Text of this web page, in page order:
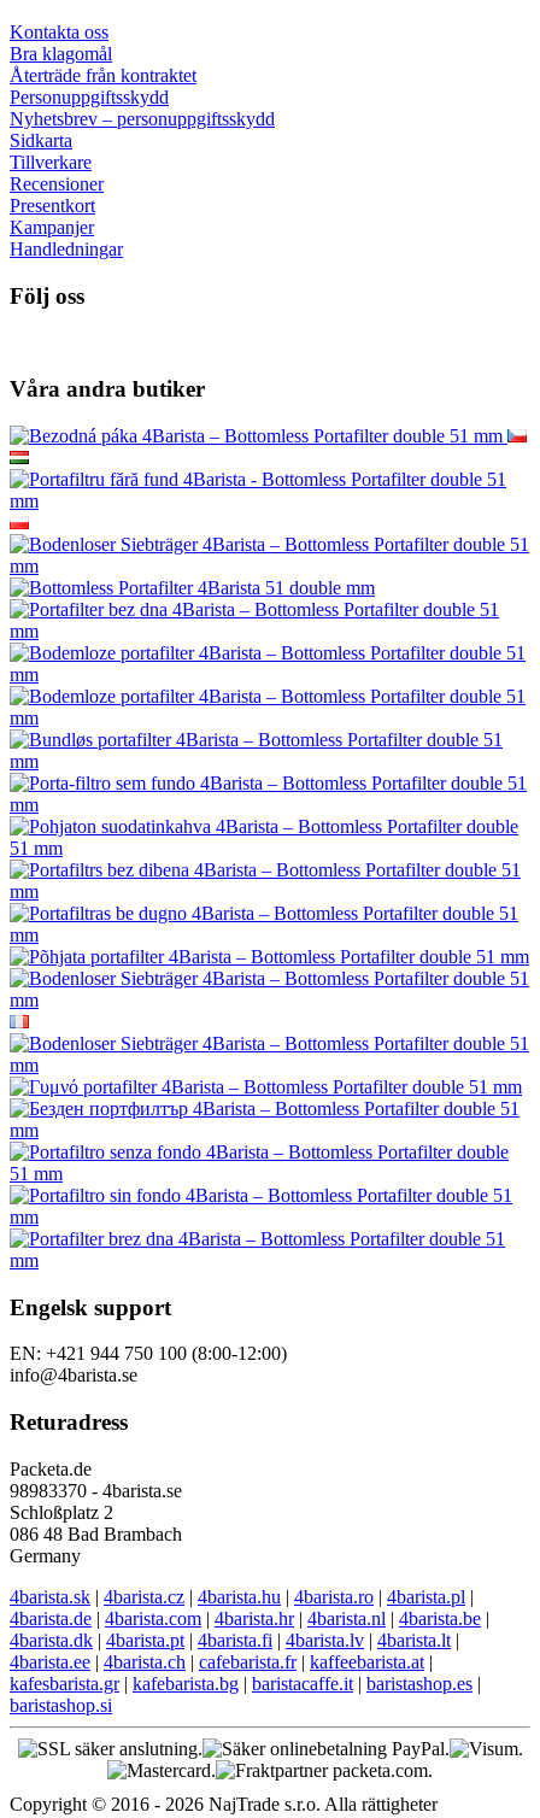
Kontakta oss
Bra klagomål
Återträde från kontraktet
Personuppgiftsskydd
Nyhetsbrev – personuppgiftsskydd
Sidkarta
Tillverkare
Recensioner
Presentkort
Kampanjer
Handledningar
Följ oss
Våra andra butiker
Engelsk support
EN: +421 944 750 100 (8:00-12:00)
info@4barista.se
Returadress
Packeta.de
98983370 - 4barista.se
Schloßplatz 2
086 48 Bad Brambach
Germany
4barista.sk | 4barista.cz | 4barista.hu | 4barista.ro | 4barista.pl |
4barista.de | 4barista.com | 4barista.hr| 4barista.nl | 4barista.be |
4barista.dk | 4barista.pt | 4barista.fi | 4barista.lv | 4barista.lt |
4barista.ee | 4barista.ch | cafebarista.fr| kaffeebarista.at |
kafesbarista.gr| kafebarista.bg | baristacaffe.it | baristashop.es |
baristashop.si
Copyright © 2016 - 2026 NajTrade s.r.o. Alla rättigheter